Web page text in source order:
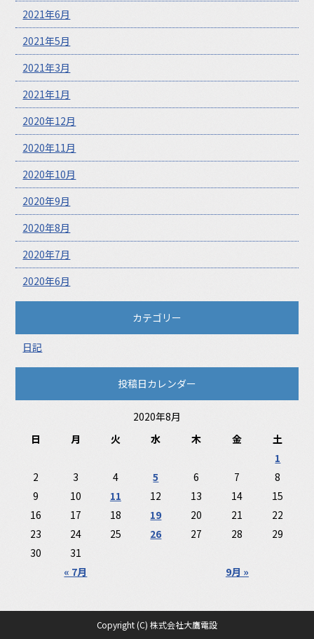
2021年6月
2021年5月
2021年3月
2021年1月
2020年12月
2020年11月
2020年10月
2020年9月
2020年8月
2020年7月
2020年6月
カテゴリー
日記
投稿日カレンダー
2020年8月
日
月 火 水 木 金 土
« 7月 9月 »
1
2
3 4 5 6 7
8
9
10 11 12 13 14
15
16
17 18 19 20 21
22
23
24 25 26 27 28
29
30
31
Copyright (C) 株式会社大鷹電設